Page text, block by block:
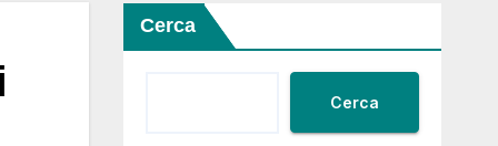
Cerca
Cerca